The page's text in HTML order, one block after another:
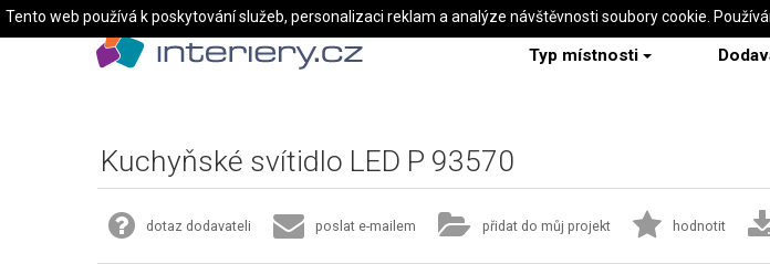
Typ místnosti
Kuchyňské svítidlo LED P 93570
dotaz dodavateli poslat e-mailem přidat do můj projekt hodnotit
Tento web používá k poskytování služeb, personalizaci reklam a analýze návštěvnosti soubory cookie.